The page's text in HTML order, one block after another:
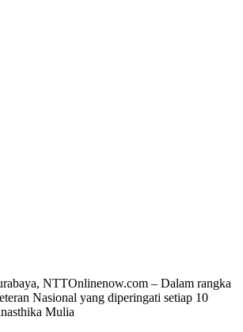
NTTOnlinenow.com – Dalam rangka
Nasional yang diperingati setiap 10
Mulia